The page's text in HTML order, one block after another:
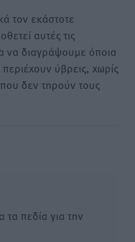
τον εκάστοτε
αυτές τις
να διαγράψουμε όποια
ύβρεις, χωρίς
δεν τηρούν τους
πεδία για την